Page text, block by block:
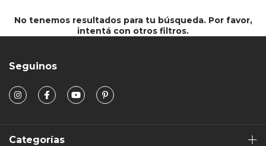
No tenemos resultados para tu búsqueda. Por favor,
intentá con otros filtros.
Seguinos
Categorías